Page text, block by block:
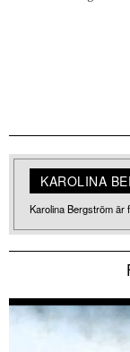
KAROLINA
Karolina Bergström är